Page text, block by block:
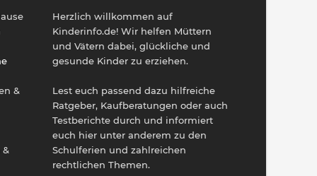
&
&
Herzlich willkommen auf
Kinderinfo.de! Wir helfen Müttern
und Vätern dabei, glückliche und
gesunde Kinder zu erziehen.
Lest euch passend dazu hilfreiche
Ratgeber, Kaufberatungen oder auch
Testberichte durch und informiert
euch hier unter anderem zu den
Schulferien und zahlreichen
rechtlichen Themen.